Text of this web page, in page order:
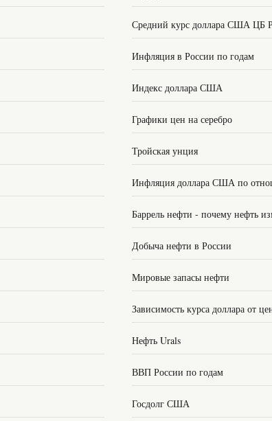
Средний курс доллара США ЦБ
Инфляция в России по годам
Индекс доллара США
Графики цен на серебро
Тройская унция
Инфляция доллара США по
Баррель нефти - почему нефть
Добыча нефти в России
Мировые запасы нефти
Зависимость курса доллара от
Нефть Urals
ВВП России по годам
Госдолг США